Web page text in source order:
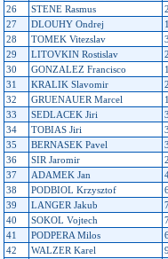
26
STENE Rasmus
27
DLOUHY Ondrej
28
TOMEK Vitezslav
29
LITOVKIN Rostislav
30
GONZALEZ Francisco
31
KRALIK Slavomir
32
GRUENAUER Marcel
33
SEDLACEK Jiri
34
TOBIAS Jiri
35
BERNASEK Pavel
36
SIR Jaromir
37
ADAMEK Jan
38
PODBIOL Krzysztof
39
LANGER Jakub
40
SOKOL Vojtech
41
PODPERA Milos
42
WALZER Karel